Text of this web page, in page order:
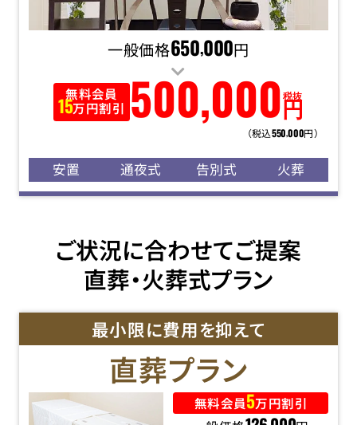
一般価格650,000円
無料会員
15万円割引 500,000 円
税抜
（税込550,000円）
安置 通夜式 告別式 火葬
ご状況に合わせてご提案
直葬・火葬式プラン
最小限に費用を抑えて
直葬プラン
無料会員5万円割引